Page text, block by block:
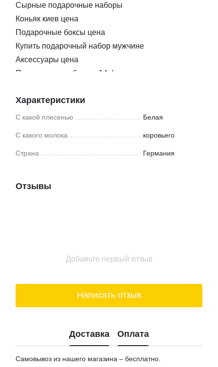
Сырные подарочные наборы
Коньяк киев цена
Подарочные боксы цена
Купить подарочный набор мужчине
Аксессуары цена
Подарочные наборы к 14 февраля
Купить подарок ко дню влюбленных
Бокс подарочный для подруги
Подарочные коробки ко дню святого валентина
Заказать соки
Закуска доставка
Доставка пиво киев
Подарочные боксы для женщин
Цена на вино
Характеристики
С какой плесенью Белая
С какого молока коровьего
Страна Германия
Отзывы
Добавьте первый отзыв
Написать отзыв
Доставка Оплата
Самовывоз из нашего магазина – бесплатно.